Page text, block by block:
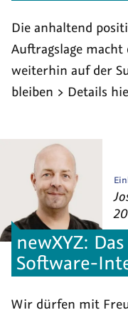
Die anhaltend
Auftragslage
weiterhin auf der
bleiben > Details
newXYZ:
Software-
Wir dürfen mit
als